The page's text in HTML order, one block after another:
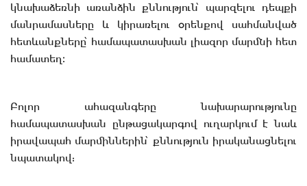
կնախաձեռնի առանձին քննություն՝ պարզելու դեպքի
մանրամասները և կիրառելու օրենքով սահմանված
հետևանքները՝ համապատասխան լիազոր մարմնի հետ
համատեղ։
Բոլոր ահազանգերը նախարարությունը
համապատասխան ընթացակարգով ուղարկում է նաև
իրավապահ մարմիններին՝ քննություն իրականացնելու
նպատակով: